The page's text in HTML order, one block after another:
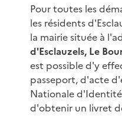
Pour toutes les
les résidents
la mairie située à
d'Esclauzels, Le
est possible d'y
passeport, d'acte
Nationale
d'obtenir un livret